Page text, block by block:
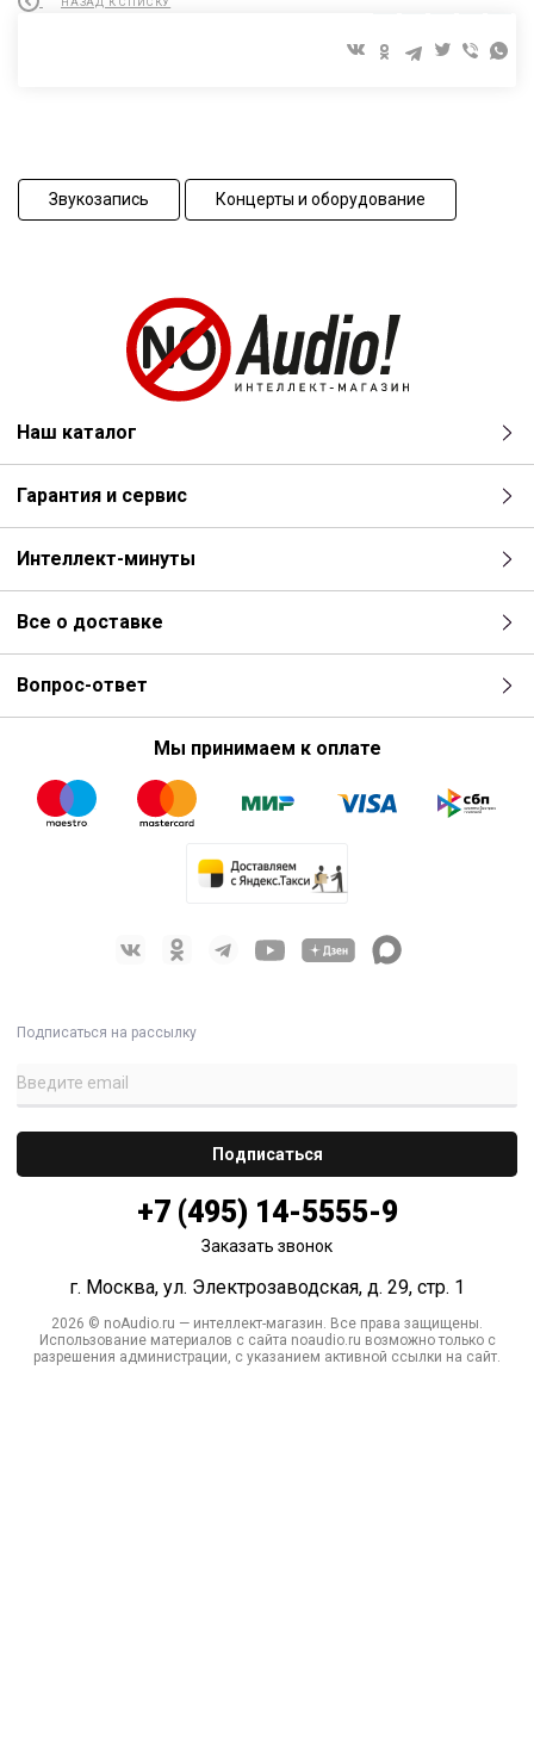
Звукозапись Концерты и оборудование
Наш каталог
Гарантия и сервис
Интеллект-минуты
Все о доставке
Вопрос-ответ
Мы принимаем к оплате
Подписаться на рассылку
+7 (495) 14-5555-9
Заказать звонок
г. Москва, ул. Электрозаводская, д. 29, стр. 1
2026 © noAudio.ru — интеллект-магазин. Все права защищены.
Использование материалов с сайта noaudio.ru возможно только с
разрешения администрации, с указанием активной ссылки на сайт.